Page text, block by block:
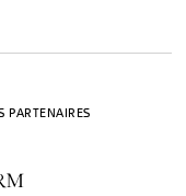
PARTENAIRES